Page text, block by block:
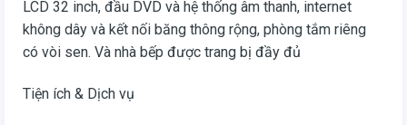
LCD 32 inch, đầu DVD và hệ thống âm thanh, internet
không dây và kết nối băng thông rộng, phòng tắm riêng
có vòi sen. Và nhà bếp được trang bị đầy đủ
Tiện ích & Dịch vụ